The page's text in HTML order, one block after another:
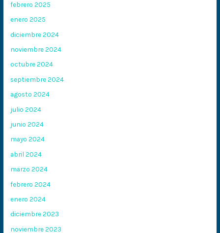
febrero 2025
enero 2025
diciembre 2024
noviembre 2024
octubre 2024
septiembre 2024
agosto 2024
julio 2024
junio 2024
mayo 2024
abril 2024
marzo 2024
febrero 2024
enero 2024
diciembre 2023
noviembre 2023